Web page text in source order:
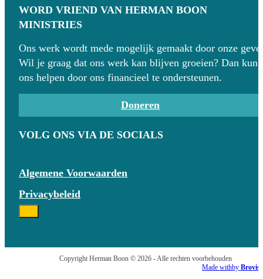
WORD VRIEND VAN HERMAN BOON
MINISTRIES
Ons werk wordt mede mogelijk gemaakt door onze
Wil je graag dat ons werk kan blijven groeien? Dan kun
ons helpen door ons financieel te ondersteunen.
Doneren
VOLG ONS VIA DE SOCIALS
Algemene Voorwaarden
Privacybeleid
Copyright Herman Boon © 2026 - Alle rechten voorbehouden
Made withby